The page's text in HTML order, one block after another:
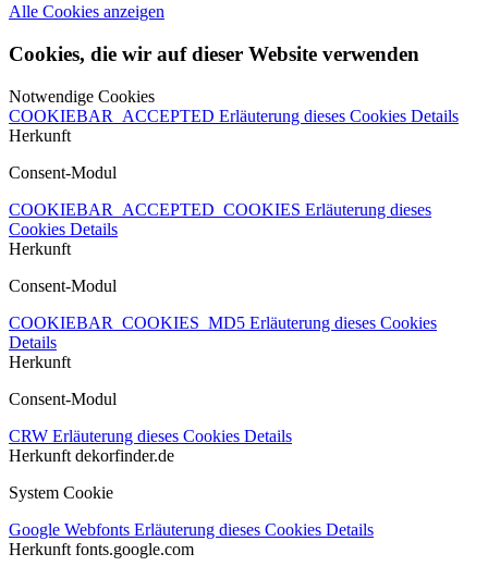
Alle Cookies anzeigen
Cookies, die wir auf dieser Website verwenden
Notwendige Cookies
COOKIEBAR_ACCEPTED Erläuterung dieses Cookies Details
Herkunft
Consent-Modul
COOKIEBAR_ACCEPTED_COOKIES Erläuterung dieses
Cookies Details
Herkunft
Consent-Modul
COOKIEBAR_COOKIES_MD5 Erläuterung dieses Cookies
Details
Herkunft
Consent-Modul
CRW Erläuterung dieses Cookies Details
Herkunft dekorfinder.de
System Cookie
Google Webfonts Erläuterung dieses Cookies Details
Herkunft fonts.google.com